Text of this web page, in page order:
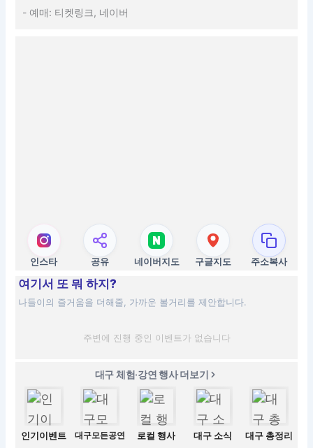
- 예매: 티켓링크, 네이버
인스타 공유 네이버지도 구글지도 주소복사
여기서 또 뭐 하지?
나들이의 즐거움을 더해줄, 가까운 볼거리를 제안합니다.
주변에 진행 중인 이벤트가 없습니다
대구 체험·강연 행사 더보기
인기이벤트 대구모든공연 로컬 행사 대구 소식 대구 총정리